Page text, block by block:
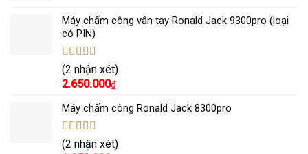
Máy chấm công vân tay Ronald Jack 9300pro (loại
có PIN)
Được xếp
hạng5.005
sao
(2 nhận xét)
2.650.000₫
Máy chấm công Ronald Jack 8300pro
Được xếp
(2 nhận xét)